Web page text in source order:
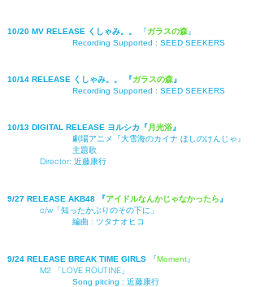
10/20 MV RELEASE くしゃみ。。 『ガラスの森』
Recording Supported : SEED SEEKERS
10/14 RELEASE くしゃみ。。 『ガラスの森』
Recording Supported : SEED SEEKERS
10/13 DIGITAL RELEASE ヨルシカ 『月光浴』
劇場アニメ『大雪海のカイナ ほしのけんじゃ』
主題歌
Director: 近藤康行
9/27 RELEASE AKB48 『アイドルなんかじゃなかったら 』
c/w「知ったかぶりのその下に 」
編曲 : ツタナオヒコ
9/24 RELEASE BREAK TIME GIRLS 『Moment』
M2 「LOVE ROUTINE」
Song pitcing : 近藤康行